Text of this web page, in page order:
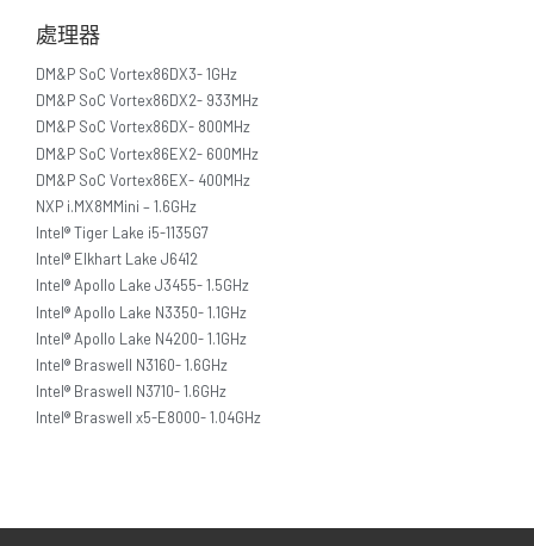
處理器
DM&P SoC Vortex86DX3- 1GHz
DM&P SoC Vortex86DX2- 933MHz
DM&P SoC Vortex86DX- 800MHz
DM&P SoC Vortex86EX2- 600MHz
DM&P SoC Vortex86EX- 400MHz
NXP i.MX8MMini – 1.6GHz
Intel® Tiger Lake i5-1135G7
Intel® Elkhart Lake J6412
Intel® Apollo Lake J3455- 1.5GHz
Intel® Apollo Lake N3350- 1.1GHz
Intel® Apollo Lake N4200- 1.1GHz
Intel® Braswell N3160- 1.6GHz
Intel® Braswell N3710- 1.6GHz
Intel® Braswell x5-E8000- 1.04GHz